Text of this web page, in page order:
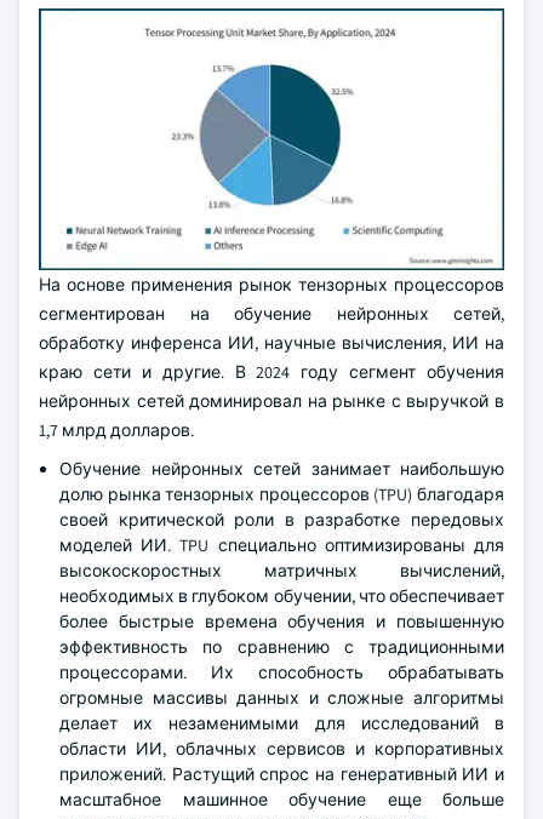
На основе применения рынок тензорных процессоров
сегментирован на обучение нейронных сетей,
обработку инференса ИИ, научные вычисления, ИИ на
краю сети и другие. В 2024 году сегмент обучения
нейронных сетей доминировал на рынке с выручкой в
1,7 млрд долларов.
Обучение нейронных сетей занимает наибольшую
долю рынка тензорных процессоров (TPU) благодаря
своей критической роли в разработке передовых
моделей ИИ. TPU специально оптимизированы для
высокоскоростных матричных вычислений,
необходимых в глубоком обучении, что обеспечивает
более быстрые времена обучения и повышенную
эффективность по сравнению с традиционными
процессорами. Их способность обрабатывать
огромные массивы данных и сложные алгоритмы
делает их незаменимыми для исследований в
области ИИ, облачных сервисов и корпоративных
приложений. Растущий спрос на генеративный ИИ и
масштабное машинное обучение еще больше